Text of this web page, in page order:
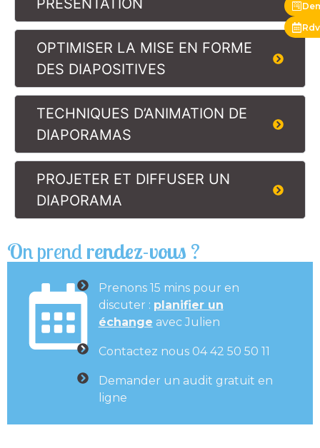
PRÉSENTATION
OPTIMISER LA MISE EN FORME
DES DIAPOSITIVES
TECHNIQUES D’ANIMATION DE
DIAPORAMAS
PROJETER ET DIFFUSER UN
DIAPORAMA
On prendrendez-vous ?
Prenons 15 mins pour en
discuter : planifier un
échange avec Julien
Contactez nous 04 42 50 50 11
Demander un audit gratuit en
ligne